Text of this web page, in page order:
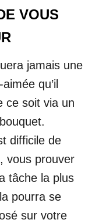
VOUS
jamais une
qu’il
ce soit via un
difficile de
vous prouver
tâche la plus
pourra se
sur votre